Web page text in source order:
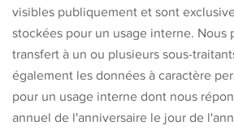
visibles publiquement et sont
stockées pour un usage interne. Nous
transfert à un ou plusieurs sous-
également les données à caractère
pour un usage interne dont nous
annuel de l'anniversaire le jour de